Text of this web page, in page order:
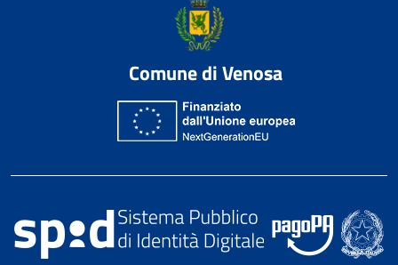
Comune di Venosa